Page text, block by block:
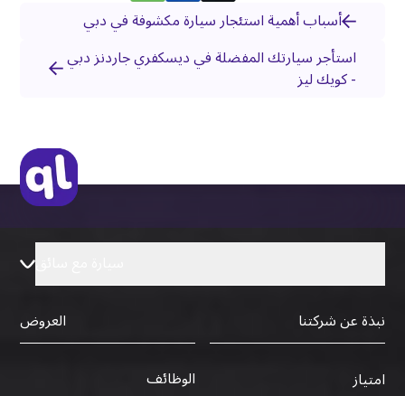
أسباب أهمية استئجار سيارة مكشوفة في دبي
استأجر سيارتك المفضلة في ديسكفري جاردنز دبي
- كويك ليز
نبذة عن شركتنا
العروض
امتياز
الوظائف